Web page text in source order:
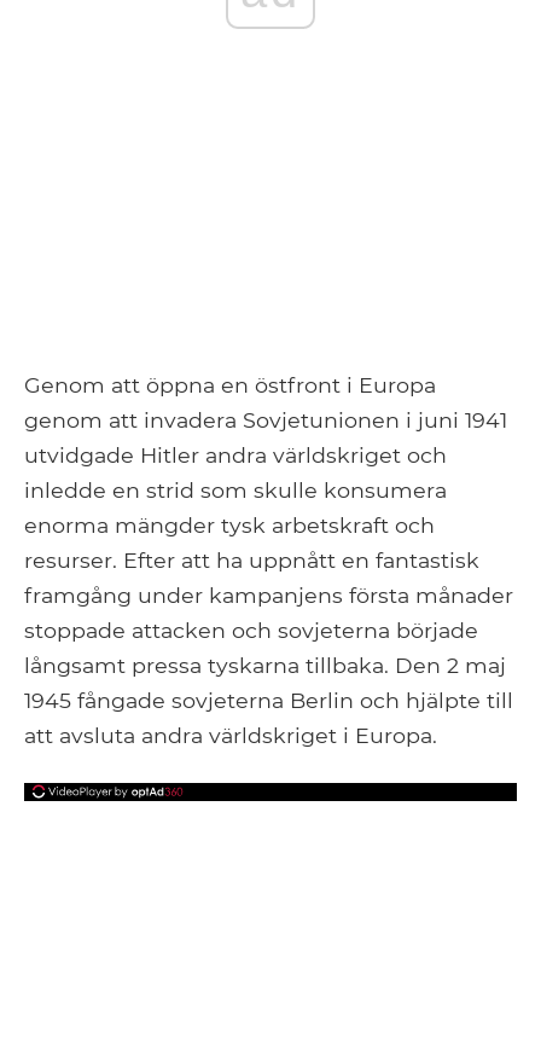
Genom att öppna en östfront i Europa
genom att invadera Sovjetunionen i juni 1941
utvidgade Hitler andra världskriget och
inledde en strid som skulle konsumera
enorma mängder tysk arbetskraft och
resurser. Efter att ha uppnått en fantastisk
framgång under kampanjens första månader
stoppade attacken och sovjeterna började
långsamt pressa tyskarna tillbaka. Den 2 maj
1945 fångade sovjeterna Berlin och hjälpte till
att avsluta andra världskriget i Europa.